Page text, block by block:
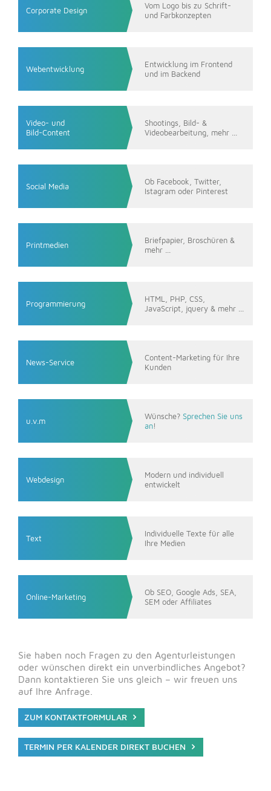
Corporate Design
Vom Logo bis zu Schrift-
und Farbkonzepten
Webentwicklung
Entwicklung im Frontend
und im Backend
Video- und
Bild-Content
Shootings, Bild- &
Videobearbeitung, mehr ...
Social Media
Ob Facebook, Twitter,
Istagram oder Pinterest
Printmedien
Briefpapier, Broschüren &
mehr ...
Programmierung
HTML, PHP, CSS,
JavaScript, jquery & mehr ...
News-Service
Content-Marketing für Ihre
Kunden
u.v.m Wünsche? Sprechen Sie uns
an!
Webdesign
Modern und individuell
entwickelt
Text
Individuelle Texte für alle
Ihre Medien
Online-Marketing
Ob SEO, Google Ads, SEA,
SEM oder Affiliates
Sie haben noch Fragen zu den Agenturleistungen
oder wünschen direkt ein unverbindliches Angebot?
Dann kontaktieren Sie uns gleich – wir freuen uns
auf Ihre Anfrage.
ZUM KONTAKTFORMULAR
TERMIN PER KALENDER DIREKT BUCHEN